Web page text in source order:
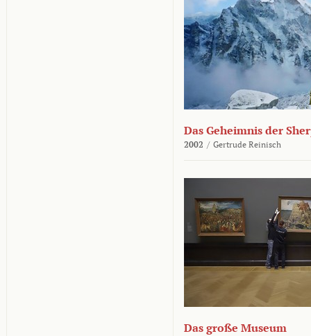
Das Geheimnis der
2002 / Gertrude Reinisch
Das große Museum